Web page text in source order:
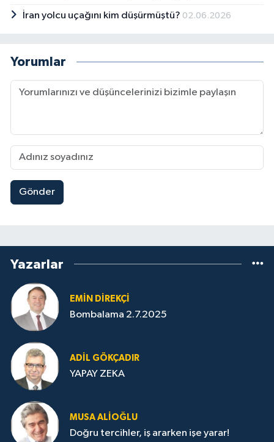
İran yolcu uçağını kim düşürmüştü? 02.06.2026
Yorumlar
Gönder
Yazarlar
EMIN DIREKÇI
Bombalama 2.7.2025
ADIL GÖKÇADIR
YAPAY ZEKA
MUSA ALIOĞLU
Doğru tercihler, iş ararken işe yarar!